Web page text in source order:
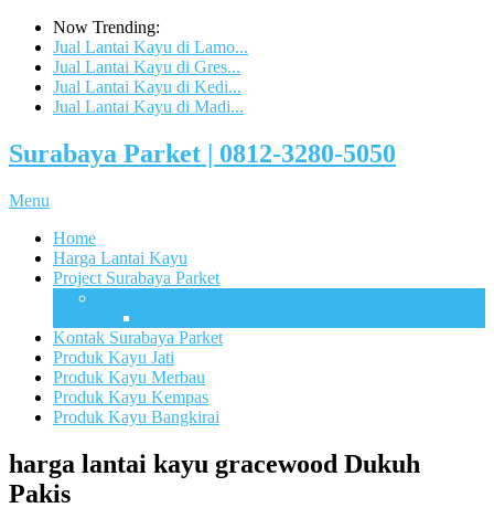
Now Trending:
Jual Lantai Kayu di Lamo...
Jual Lantai Kayu di Gres...
Jual Lantai Kayu di Kedi...
Jual Lantai Kayu di Madi...
Surabaya Parket | 0812-3280-5050
Menu
Home
Harga Lantai Kayu
Project Surabaya Parket
Kontak Surabaya Parket
Produk Kayu Jati
Produk Kayu Merbau
Produk Kayu Kempas
Produk Kayu Bangkirai
harga lantai kayu gracewood Dukuh
Pakis